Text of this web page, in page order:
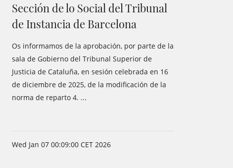
Sección de lo Social del Tribunal
de Instancia de Barcelona
Os informamos de la aprobación, por parte de la
sala de Gobierno del Tribunal Superior de
Justicia de Cataluña, en sesión celebrada en 16
de diciembre de 2025, de la modificación de la
norma de reparto 4. ...
Wed Jan 07 00:09:00 CET 2026